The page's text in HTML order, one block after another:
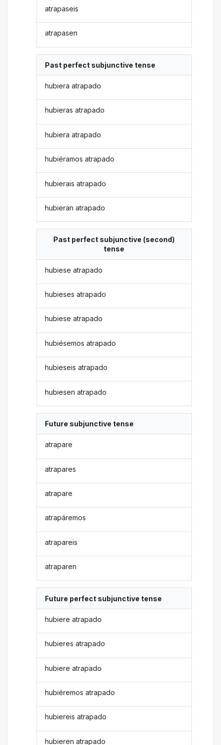
atrapaseis
atrapasen
Past perfect subjunctive tense
hubiera atrapado
hubieras atrapado
hubiera atrapado
hubiéramos atrapado
hubierais atrapado
hubieran atrapado
Past perfect subjunctive (second)
tense
hubiese atrapado
hubieses atrapado
hubiese atrapado
hubiésemos atrapado
hubieseis atrapado
hubiesen atrapado
Future subjunctive tense
atrapare
atrapares
atrapare
atrapáremos
atrapareis
atraparen
Future perfect subjunctive tense
hubiere atrapado
hubieres atrapado
hubiere atrapado
hubiéremos atrapado
hubiereis atrapado
hubieren atrapado